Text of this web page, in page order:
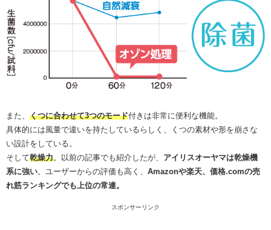
また、 くつに合わせて3つのモード付きは非常に便利な機能。
具体的には風量で違いを持たしているらしく、くつの素材や形を崩さな
い設計をしている。
そして乾燥力 。以前の記事でも紹介したが、 アイリスオーヤマは乾燥機
系に強い 。ユーザーからの評価も高く、 Amazonや楽天、価格.comの売
れ筋ランキングでも上位の常連。
スポンサーリンク